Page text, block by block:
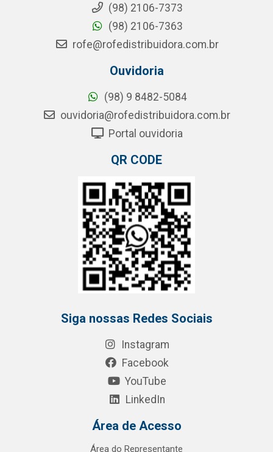
(98) 2106-7373
(98) 2106-7363
rofe@rofedistribuidora.com.br
Ouvidoria
(98) 9 8482-5084
ouvidoria@rofedistribuidora.com.br
Portal ouvidoria
QR CODE
Siga nossas Redes Sociais
Instagram
Facebook
YouTube
LinkedIn
Área de Acesso
Área do Representante